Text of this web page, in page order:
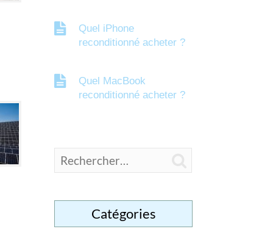
Quel iPhone
reconditionné acheter ?
Quel MacBook
reconditionné acheter ?
Catégories